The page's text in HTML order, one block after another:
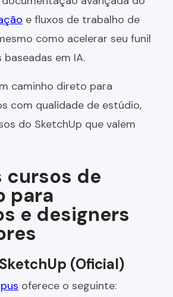
e fluxos de trabalho de
como acelerar seu funil
em IA.
caminho direto para
com qualidade de estúdio,
do SketchUp que valem
cursos de
para
e designers
(Oficial)
oferece o seguinte: